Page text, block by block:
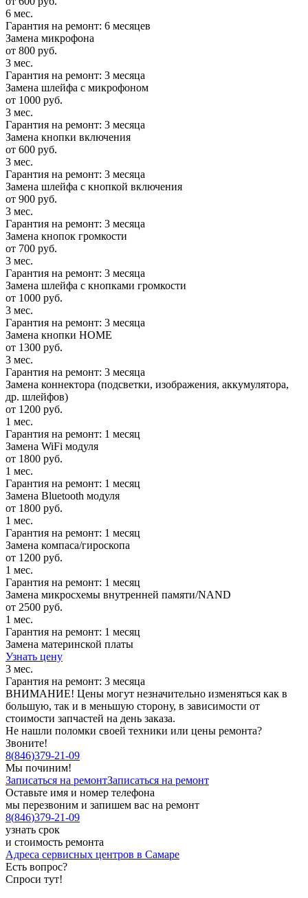
6 мес.
Гарантия на ремонт: 6 месяцев
Замена микрофона
от 800 руб.
3 мес.
Гарантия на ремонт: 3 месяца
Замена шлейфа с микрофоном
от 1000 руб.
3 мес.
Гарантия на ремонт: 3 месяца
Замена кнопки включения
от 600 руб.
3 мес.
Гарантия на ремонт: 3 месяца
Замена шлейфа с кнопкой включения
от 900 руб.
3 мес.
Гарантия на ремонт: 3 месяца
Замена кнопок громкости
от 700 руб.
3 мес.
Гарантия на ремонт: 3 месяца
Замена шлейфа с кнопками громкости
от 1000 руб.
3 мес.
Гарантия на ремонт: 3 месяца
Замена кнопки HOME
от 1300 руб.
3 мес.
Гарантия на ремонт: 3 месяца
Замена коннектора (подсветки, изображения, аккумулятора,
др. шлейфов)
от 1200 руб.
1 мес.
Гарантия на ремонт: 1 месяц
Замена WiFi модуля
от 1800 руб.
1 мес.
Гарантия на ремонт: 1 месяц
Замена Bluetooth модуля
от 1800 руб.
1 мес.
Гарантия на ремонт: 1 месяц
Замена компаса/гироскопа
от 1200 руб.
1 мес.
Гарантия на ремонт: 1 месяц
Замена микросхемы внутренней памяти/NAND
от 2500 руб.
1 мес.
Гарантия на ремонт: 1 месяц
Замена материнской платы
Узнать цену
3 мес.
Гарантия на ремонт: 3 месяца
ВНИМАНИЕ! Цены могут незначительно изменяться как в
большую, так и в меньшую сторону, в зависимости от
стоимости запчастей на день заказа.
Не нашли поломки своей техники или цены ремонта?
Звоните!
8(846)379-21-09
Мы починим!
Записаться на ремонтЗаписаться на ремонт
Оставьте имя и номер телефона
мы перезвоним и запишем вас на ремонт
8(846)379-21-09
узнать срок
и стоимость ремонта
Адреса сервисных центров в Самаре
Есть вопрос?
Спроси тут!